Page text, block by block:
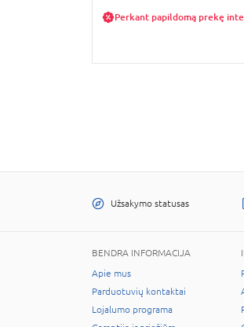
Perkant papildomą prekę
Užsakymo statusas
BENDRA INFORMACIJA
Apie mus
Parduotuvių kontaktai
Lojalumo programa